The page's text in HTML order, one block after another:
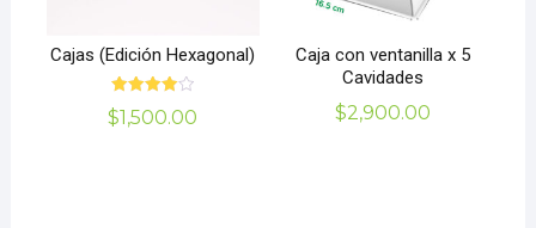
Cajas (Edición Hexagonal)
con
$1,500.00
Caja con ventanilla x 5
Cavidades
$2,900.00